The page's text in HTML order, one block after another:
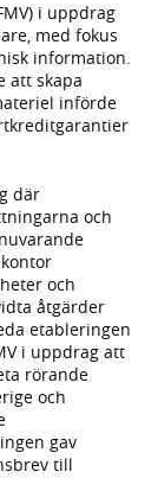
i uppdrag
med fokus
information.
att skapa
införde
där
och
och
åtgärder
etableringen
i uppdrag att
rörande
och
gav
till